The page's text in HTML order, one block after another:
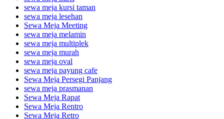
sewa meja kursi taman
sewa meja lesehan
Sewa Meja Meeting
sewa meja melamin
sewa meja multiplek
sewa meja murah
sewa meja oval
sewa meja payung cafe
Sewa Meja Persegi Panjang
sewa meja prasmanan
Sewa Meja Rapat
Sewa Meja Rentro
Sewa Meja Retro